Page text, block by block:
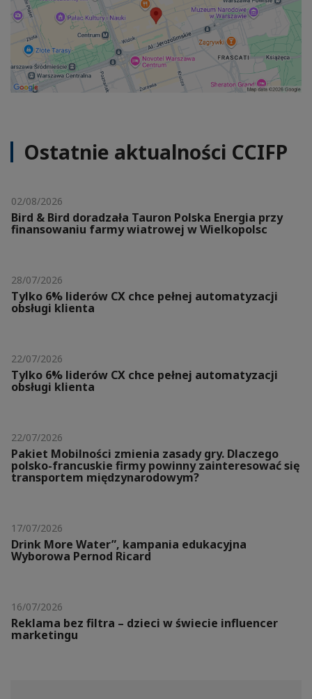
Ostatnie aktualności CCIFP
02/08/2026
Bird & Bird doradzała Tauron Polska Energia przy
finansowaniu farmy wiatrowej w Wielkopolsc
28/07/2026
Tylko 6% liderów CX chce pełnej automatyzacji
obsługi klienta
22/07/2026
Tylko 6% liderów CX chce pełnej automatyzacji
obsługi klienta
22/07/2026
Pakiet Mobilności zmienia zasady gry. Dlaczego
polsko-francuskie firmy powinny zainteresować się
transportem międzynarodowym?
17/07/2026
Drink More Water”, kampania edukacyjna
Wyborowa Pernod Ricard
16/07/2026
Reklama bez filtra – dzieci w świecie influencer
marketingu